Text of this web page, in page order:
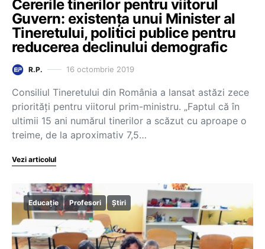
Cererile tinerilor pentru viitorul
Guvern: existența unui Minister al
Tineretului, politici publice pentru
reducerea declinului demografic
R.P. 16 octombrie 2019
Consiliul Tineretului din România a lansat astăzi zece
priorități pentru viitorul prim-ministru. „Faptul că în
ultimii 15 ani numărul tinerilor a scăzut cu aproape o
treime, de la aproximativ 7,5…
Vezi articolul
Educație Profesori Știri